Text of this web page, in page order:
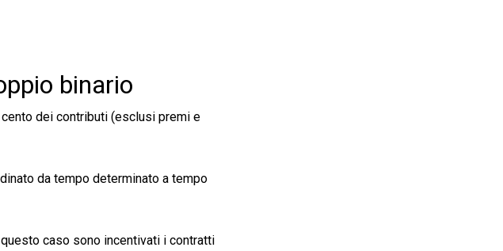
binario
dei contributi (esclusi premi e
da tempo determinato a tempo
questo caso sono incentivati i contratti